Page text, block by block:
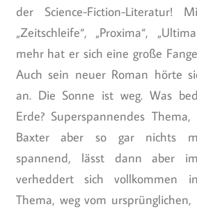
der Science-Fiction-Literatur!
„Zeitschleife“, „Proxima“,
mehr hat er sich eine große
Auch sein neuer Roman hörte
an. Die Sonne ist weg. Was
Erde? Superspannendes
Baxter aber so gar nichts
spannend, lässt dann aber
verheddert sich vollkommen
Thema, weg vom